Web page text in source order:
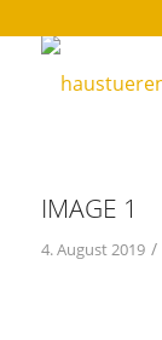
IMAGE 1
4. August 2019 /